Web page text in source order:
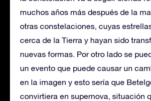
muchos años más después de la
otras constelaciones, cuyas
cerca de la Tierra y hayan sido
nuevas formas. Por otro lado se
un evento que puede causar un
en la imagen y esto sería que
convirtiera en supernova, situación